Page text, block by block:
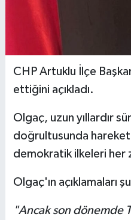
CHP Artuklu İlçe
ettiğini açıkladı.
Olgaç, uzun yıllardır
doğrultusunda
demokratik ilkeleri her
Olgaç'ın açıklamaları
"Ancak son dönemde